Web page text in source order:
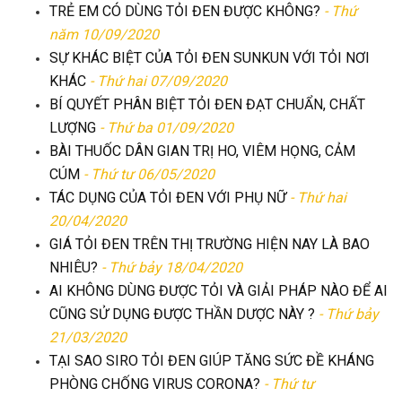
TRẺ EM CÓ DÙNG TỎI ĐEN ĐƯỢC KHÔNG? - Thứ
năm 10/09/2020
SỰ KHÁC BIỆT CỦA TỎI ĐEN SUNKUN VỚI TỎI NƠI
KHÁC - Thứ hai 07/09/2020
BÍ QUYẾT PHÂN BIỆT TỎI ĐEN ĐẠT CHUẨN, CHẤT
LƯỢNG - Thứ ba 01/09/2020
BÀI THUỐC DÂN GIAN TRỊ HO, VIÊM HỌNG, CẢM
CÚM - Thứ tư 06/05/2020
TÁC DỤNG CỦA TỎI ĐEN VỚI PHỤ NỮ- Thứ hai
20/04/2020
GIÁ TỎI ĐEN TRÊN THỊ TRƯỜNG HIỆN NAY LÀ BAO
NHIÊU? - Thứ bảy 18/04/2020
AI KHÔNG DÙNG ĐƯỢC TỎI VÀ GIẢI PHÁP NÀO ĐỂ AI
CŨNG SỬ DỤNG ĐƯỢC THẦN DƯỢC NÀY ? - Thứ bảy
21/03/2020
TẠI SAO SIRO TỎI ĐEN GIÚP TĂNG SỨC ĐỀ KHÁNG
PHÒNG CHỐNG VIRUS CORONA? - Thứ tư